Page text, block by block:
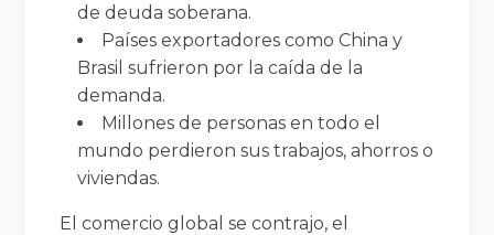
de deuda soberana.
Países exportadores como China y
Brasil sufrieron por la caída de la
demanda.
Millones de personas en todo el
mundo perdieron sus trabajos, ahorros o
viviendas.
El comercio global se contrajo, el